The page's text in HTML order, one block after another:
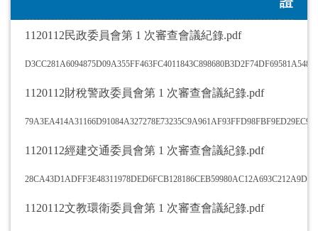
1120112民政委員會第 1 次審查會議紀錄.pdf
1120112財稅警政委員會第 1 次審查會議紀錄.pdf
1120112經建交通委員會第 1 次審查會議紀錄.pdf
1120112文教環衛委員會第 1 次審查會議紀錄.pdf